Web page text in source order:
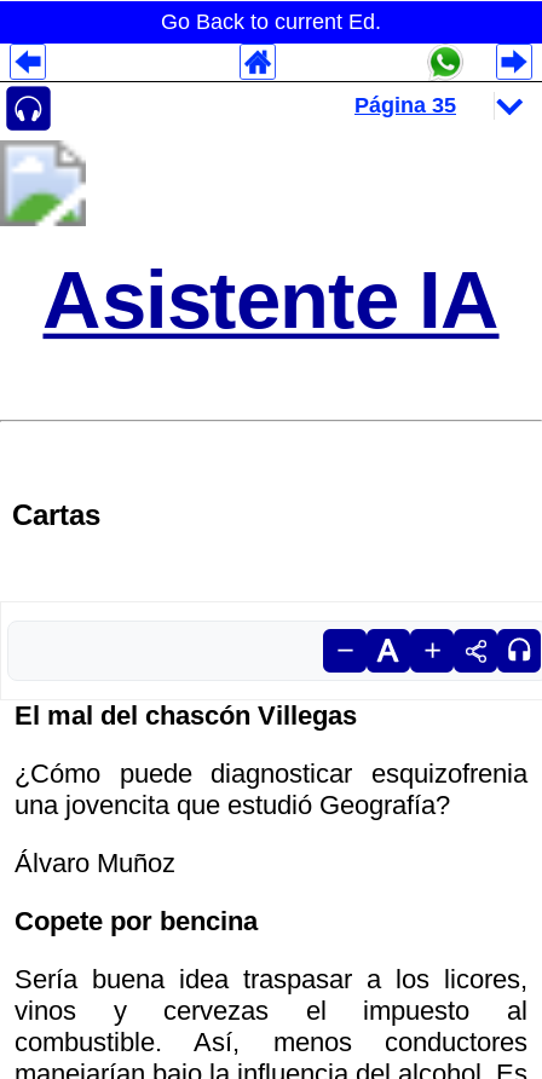
Go Back to current Ed.
Asistente IA
Cartas
El mal del chascón Villegas
¿Cómo puede diagnosticar esquizofrenia
una jovencita que estudió Geografía?
Álvaro Muñoz
Copete por bencina
Sería buena idea traspasar a los licores,
vinos y cervezas el impuesto al
combustible. Así, menos conductores
Despliegues Analytics
Despliegues Totales
Despliegues por Rubros